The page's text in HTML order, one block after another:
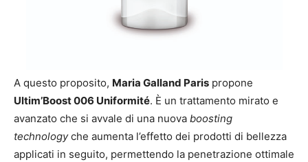
A questo proposito, Maria Galland Paris propone
Ultim’Boost 006 Uniformité. È un trattamento mirato e
avanzato che si avvale di una nuova boosting
technologyche aumenta l’effetto dei prodotti di bellezza
applicati in seguito, permettendo la penetrazione ottimale